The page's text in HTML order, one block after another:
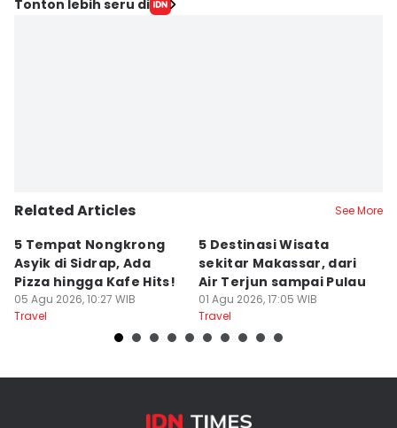
Tonton lebih seru di
Related Articles See More
5 Tempat Nongkrong
Asyik di Sidrap, Ada
Pizza hingga Kafe Hits!
05 Agu 2026, 10:27 WIB
Travel
5 Destinasi Wisata
sekitar Makassar, dari
Air Terjun sampai Pulau
01 Agu 2026, 17:05 WIB
Travel